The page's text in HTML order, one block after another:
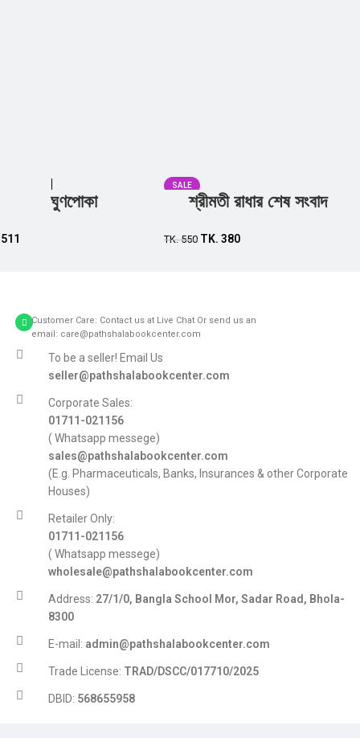
Add to cart
ঘুণপোকা
511
SALE
শ্রীমতী রাধার শেষ সংবাদ
TK.550 TK. 380
Customer Care: Contact us at Live Chat Or send us an
email: care@pathshalabookcenter.com
To be a seller! Email Us
seller@pathshalabookcenter.com
Corporate Sales:
01711-021156
( Whatsapp messege)
sales@pathshalabookcenter.com
(E.g. Pharmaceuticals, Banks, Insurances & other Corporate
Houses)
Retailer Only:
01711-021156
( Whatsapp messege)
wholesale@pathshalabookcenter.com
Address: 27/1/0, Bangla School Mor, Sadar Road, Bhola-
8300
E-mail: admin@pathshalabookcenter.com
Trade License: TRAD/DSCC/017710/2025
DBID: 568655958